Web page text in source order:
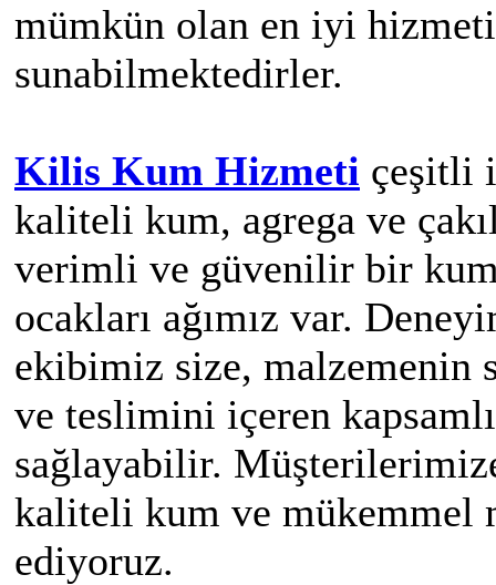
mümkün olan en iyi
sunabilmektedirler.
Kilis Kum Hizmeti çeşitli
kaliteli kum, agrega ve
verimli ve güvenilir bir
ocakları ağımız var.
ekibimiz size, malzemenin
ve teslimini içeren
sağlayabilir.
kaliteli kum ve mükemmel
ediyoruz.